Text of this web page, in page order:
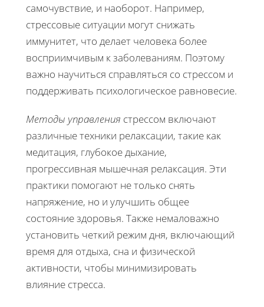
самочувствие, и наоборот. Например,
стрессовые ситуации могут снижать
иммунитет, что делает человека более
восприимчивым к заболеваниям. Поэтому
важно научиться справляться со стрессом и
поддерживать психологическое равновесие.
Методы управления стрессом включают
различные техники релаксации, такие как
медитация, глубокое дыхание,
прогрессивная мышечная релаксация. Эти
практики помогают не только снять
напряжение, но и улучшить общее
состояние здоровья. Также немаловажно
установить четкий режим дня, включающий
время для отдыха, сна и физической
активности, чтобы минимизировать
влияние стресса.